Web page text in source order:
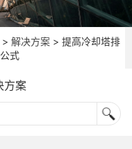
> 解决方案 > 提高冷却塔排
式
方案